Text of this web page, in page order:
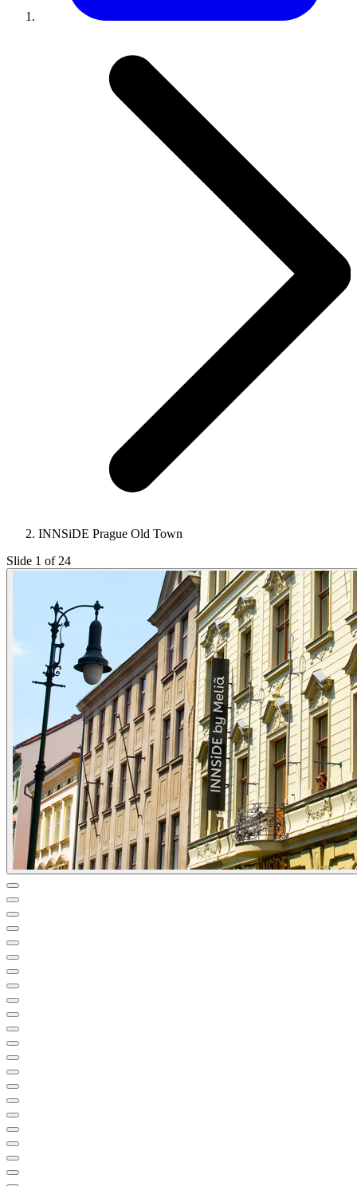
INNSiDE Prague Old Town
Slide 1 of 24